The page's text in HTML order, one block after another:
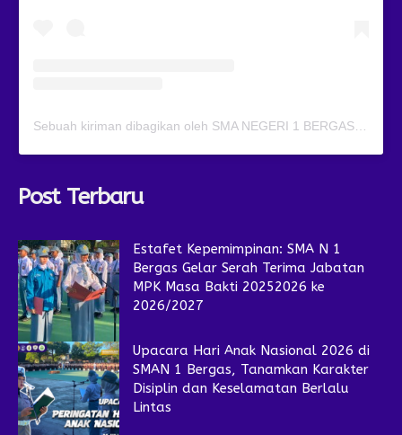
Post Terbaru
Estafet Kepemimpinan: SMA N 1
Bergas Gelar Serah Terima Jabatan
MPK Masa Bakti 20252026 ke
2026/2027
Upacara Hari Anak Nasional 2026 di
SMAN 1 Bergas, Tanamkan Karakter
Disiplin dan Keselamatan Berlalu
Lintas